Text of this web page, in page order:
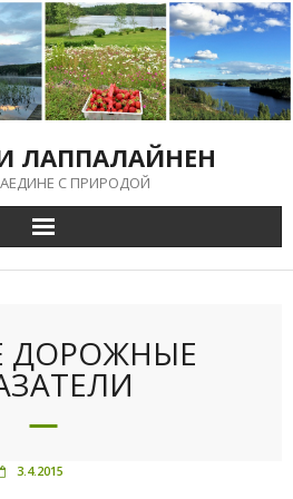
ЛАППАЛАЙНЕН
С ПРИРОДОЙ
ДОРОЖНЫЕ
3.4.2015